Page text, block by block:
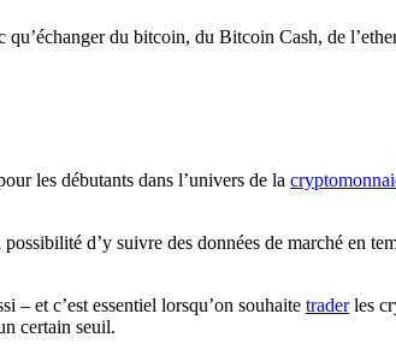
du bitcoin, du Bitcoin Cash, de
les débutants dans l’univers de la
d’y suivre des données de marché en
– et c’est essentiel lorsqu’on souhaite traderles
certain seuil.